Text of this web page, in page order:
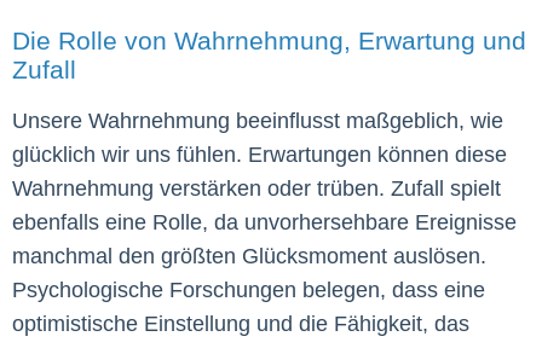
Die Rolle von Wahrnehmung, Erwartung und
Zufall
Unsere Wahrnehmung beeinflusst maßgeblich, wie
glücklich wir uns fühlen. Erwartungen können diese
Wahrnehmung verstärken oder trüben. Zufall spielt
ebenfalls eine Rolle, da unvorhersehbare Ereignisse
manchmal den größten Glücksmoment auslösen.
Psychologische Forschungen belegen, dass eine
optimistische Einstellung und die Fähigkeit, das